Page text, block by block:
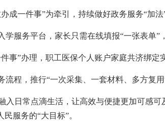
成一件事”为牵引，持续做好政务服务“加
学服务平台，家长只需在线填报“一张表单”
事”办理，职工医保个人账户家庭共济绑定
流程，推行“一次采集、一套材料、多方复
入日常点滴生活，让高效与便捷更加可感
服务的“大目标”。